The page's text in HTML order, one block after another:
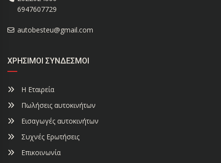
6947607729
autobesteu@gmail.com
ΧΡΉΣΙΜΟΙ ΣΎΝΔΕΣΜΟΙ
Η Εταιρεία
Πωλήσεις αυτοκινήτων
Εισαγωγές αυτοκινήτων
Συχνές Ερωτήσεις
Επικοινωνία